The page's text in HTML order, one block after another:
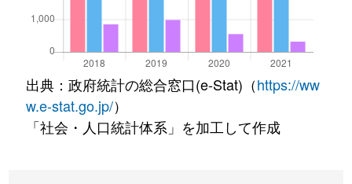
出典：政府統計の総合窓口(e-Stat)（https://ww
w.e-stat.go.jp/）
「社会・人口統計体系」を加工して作成